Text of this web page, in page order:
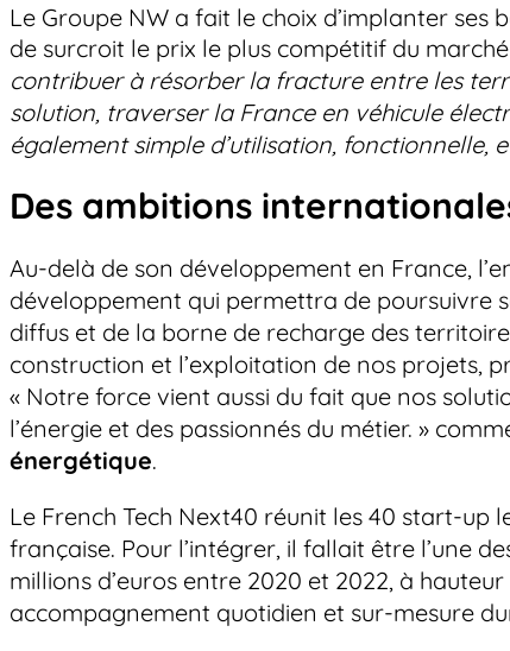
Le Groupe NW a fait le choix d’implanter
de surcroit le prix le plus compétitif du
contribuer à résorber la fracture entre les
solution, traverser la France en véhicule
également simple d’utilisation, fonctionnelle,
Des ambitions
Au-delà de son développement en France,
développement qui permettra de poursuivre
diffus et de la borne de recharge des
construction et l’exploitation de nos projets,
« Notre force vient aussi du fait que nos
l’énergie et des passionnés du métier. »
énergétique.
Le French Tech Next40 réunit les 40 start-up
française. Pour l’intégrer, il fallait être l’une
millions d’euros entre 2020 et 2022, à
accompagnement quotidien et sur-mesure